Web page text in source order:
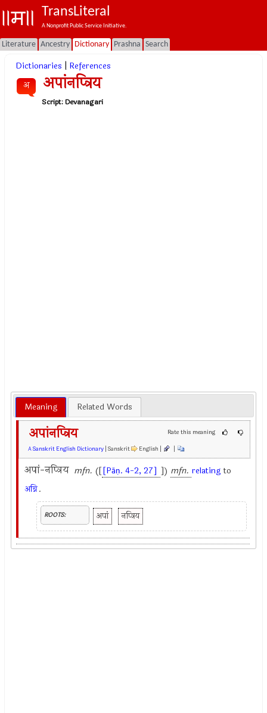
TransLiteral
A Nonprofit Public Service Initiative.
Literature Ancestry Dictionary Prashna Search
Dictionaries References
अ अपांनप्त्रिय
Script:Devanagari
Meaning Related Words
Rate this meaning
अपांनप्त्रिय
A Sanskrit English Dictionary | Sanskrit English | |
अपां-नप्त्रिय mfn. ([[Pāṇ. 4-2, 27] ]) mfn. relatingto
अग्नि.
ROOTS: अपां नप्त्रिय